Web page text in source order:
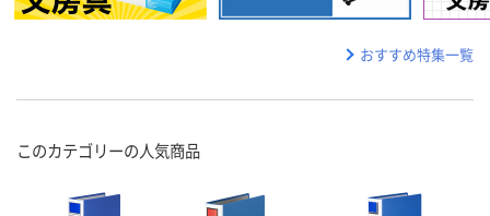
おすすめ特集一覧
このカテゴリーの人気商品